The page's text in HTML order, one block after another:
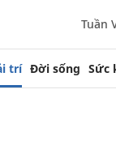
Tuần
trí Đời sống Sức